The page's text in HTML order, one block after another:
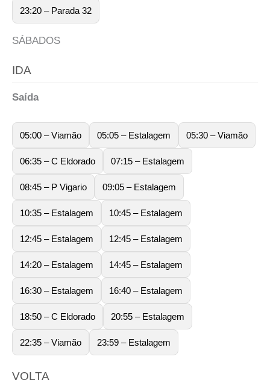
23:20 – Parada 32
SÁBADOS
IDA
Saída
05:00 – Viamão 05:05 – Estalagem 05:30 – Viamão
06:35 – C Eldorado 07:15 – Estalagem
08:45 – P Vigario 09:05 – Estalagem
10:35 – Estalagem 10:45 – Estalagem
12:45 – Estalagem 12:45 – Estalagem
14:20 – Estalagem 14:45 – Estalagem
16:30 – Estalagem 16:40 – Estalagem
18:50 – C Eldorado 20:55 – Estalagem
22:35 – Viamão 23:59 – Estalagem
VOLTA